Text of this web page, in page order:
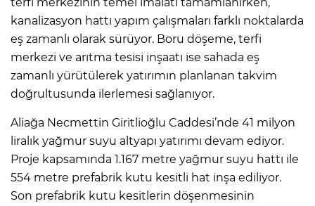
kanalizasyon hattı yapım çalışmaları farklı noktalarda
eş zamanlı olarak sürüyor. Boru döşeme, terfi
merkezi ve arıtma tesisi inşaatı ise sahada eş
zamanlı yürütülerek yatırımın planlanan takvim
doğrultusunda ilerlemesi sağlanıyor.
Aliağa Necmettin Giritlioğlu Caddesi’nde 41 milyon
liralık yağmur suyu altyapı yatırımı devam ediyor.
Proje kapsamında 1.167 metre yağmur suyu hattı ile
554 metre prefabrik kutu kesitli hat inşa ediliyor.
Son prefabrik kutu kesitlerin döşenmesinin